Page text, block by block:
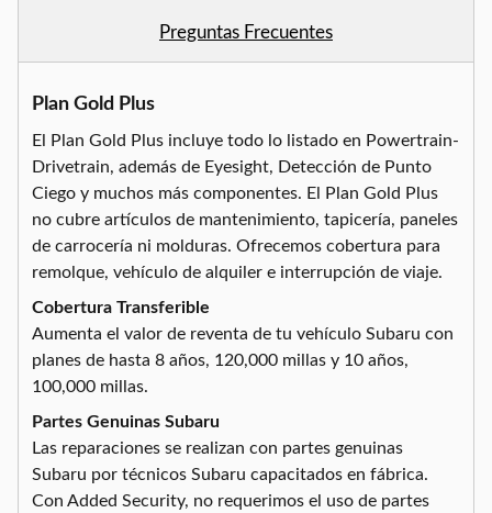
Preguntas Frecuentes
Plan Gold Plus
El Plan Gold Plus incluye todo lo listado en Powertrain-
Drivetrain, además de Eyesight, Detección de Punto
Ciego y muchos más componentes. El Plan Gold Plus
no cubre artículos de mantenimiento, tapicería, paneles
de carrocería ni molduras. Ofrecemos cobertura para
remolque, vehículo de alquiler e interrupción de viaje.
Cobertura Transferible
Aumenta el valor de reventa de tu vehículo Subaru con
planes de hasta 8 años, 120,000 millas y 10 años,
100,000 millas.
Partes Genuinas Subaru
Las reparaciones se realizan con partes genuinas
Subaru por técnicos Subaru capacitados en fábrica.
Con Added Security, no requerimos el uso de partes